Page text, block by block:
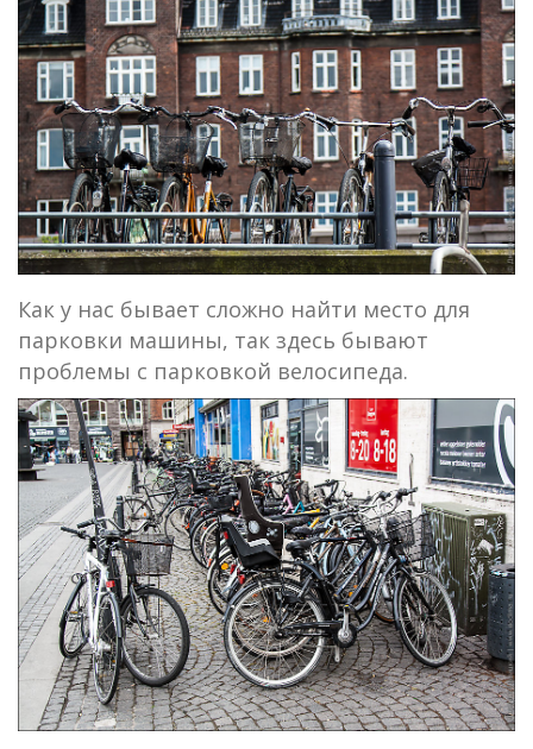
Как у нас бывает сложно найти место для
парковки машины, так здесь бывают
проблемы с парковкой велосипеда.